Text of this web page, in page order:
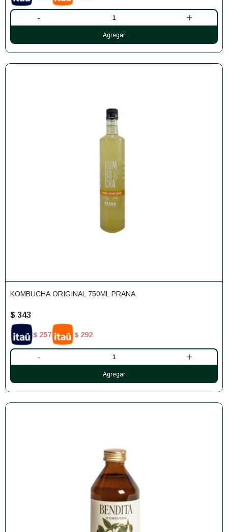
- +
KOMBUCHA ORIGINAL 750ML PRANA
$ 343
$ 257 $ 292
- +